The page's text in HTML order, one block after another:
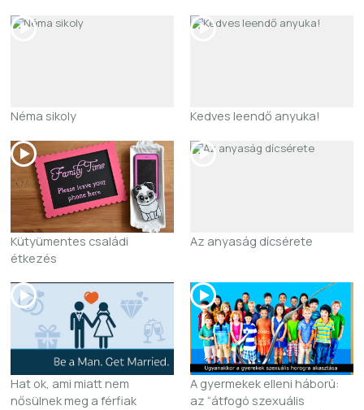
Néma sikoly Kedves leendő anyuka!
Kütyümentes családi
étkezés
Az anyaság dícsérete
Hat ok, ami miatt nem
nősülnek meg a férfiak
A gyermekek elleni háború:
az “átfogó szexuális